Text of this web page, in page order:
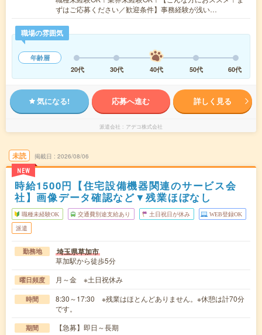
ずはご応募ください／歓迎条件】事務経験が浅い…
職場の雰囲気
年齢層
20代
30代 40代 50代 60代
気になる! 応募へ進む 詳しく見る
派遣会社 アデコ株式会社
未読
NEW
掲載日 2026/08/06
時給1500円【住宅設備機器関連のサービス会
社】画像データ確認など▼残業ほぼなし
職種未経験OK 交通費別途支給あり 土日祝日が休み WEB登録OK
派遣
勤務地 埼玉県草加市
草加駅から徒歩5分
曜日頻度 月～金 ※土日祝休み
時間
8:30～17:30 ※残業はほとんどありません。※休憩は計70分
です。
期間 【急募】即日～長期